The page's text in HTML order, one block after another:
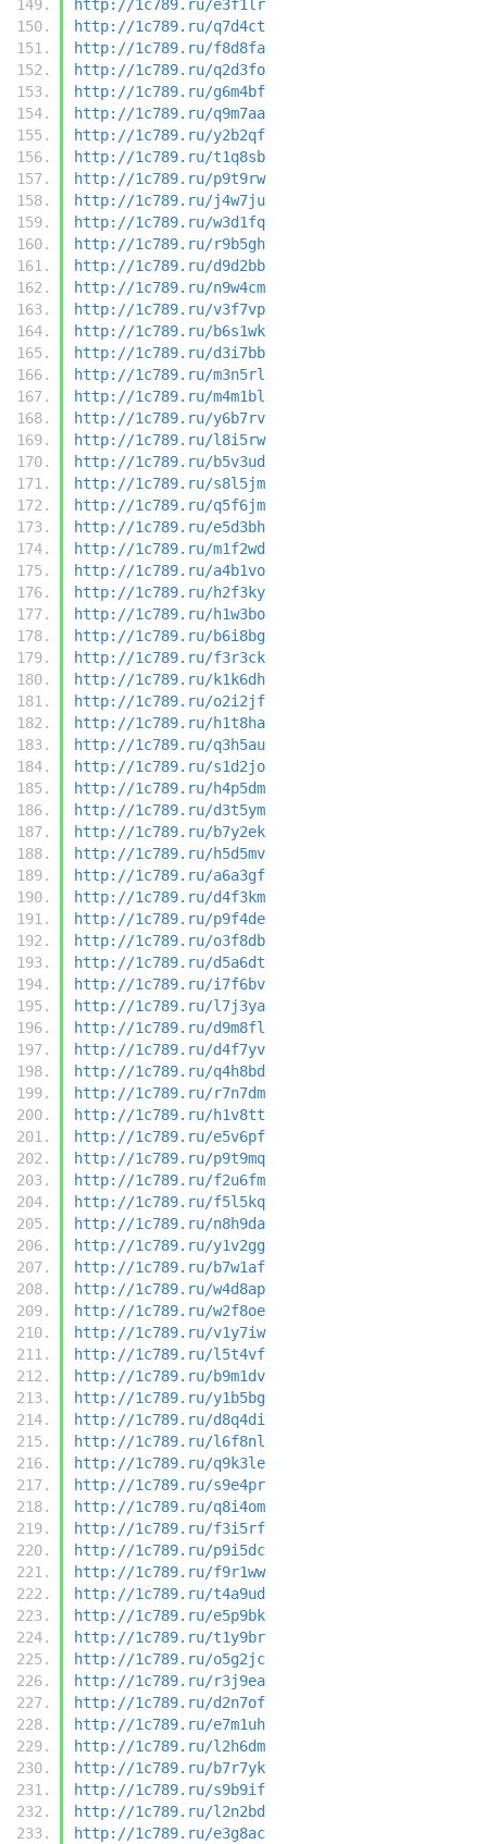
http://1c789.ru/e3f1lr
http://1c789.ru/q7d4ct
http://1c789.ru/f8d8fa
http://1c789.ru/q2d3fo
http://1c789.ru/g6m4bf
http://1c789.ru/q9m7aa
http://1c789.ru/y2b2qf
http://1c789.ru/t1q8sb
http://1c789.ru/p9t9rw
http://1c789.ru/j4w7ju
http://1c789.ru/w3d1fq
http://1c789.ru/r9b5gh
http://1c789.ru/d9d2bb
http://1c789.ru/n9w4cm
http://1c789.ru/v3f7vp
http://1c789.ru/b6s1wk
http://1c789.ru/d3i7bb
http://1c789.ru/m3n5rl
http://1c789.ru/m4m1bl
http://1c789.ru/y6b7rv
http://1c789.ru/l8i5rw
http://1c789.ru/b5v3ud
http://1c789.ru/s8l5jm
http://1c789.ru/q5f6jm
http://1c789.ru/e5d3bh
http://1c789.ru/m1f2wd
http://1c789.ru/a4b1vo
http://1c789.ru/h2f3ky
http://1c789.ru/h1w3bo
http://1c789.ru/b6i8bg
http://1c789.ru/f3r3ck
http://1c789.ru/k1k6dh
http://1c789.ru/o2i2jf
http://1c789.ru/h1t8ha
http://1c789.ru/q3h5au
http://1c789.ru/s1d2jo
http://1c789.ru/h4p5dm
http://1c789.ru/d3t5ym
http://1c789.ru/b7y2ek
http://1c789.ru/h5d5mv
http://1c789.ru/a6a3gf
http://1c789.ru/d4f3km
http://1c789.ru/p9f4de
http://1c789.ru/o3f8db
http://1c789.ru/d5a6dt
http://1c789.ru/i7f6bv
http://1c789.ru/l7j3ya
http://1c789.ru/d9m8fl
http://1c789.ru/d4f7yv
http://1c789.ru/q4h8bd
http://1c789.ru/r7n7dm
http://1c789.ru/h1v8tt
http://1c789.ru/e5v6pf
http://1c789.ru/p9t9mq
http://1c789.ru/f2u6fm
http://1c789.ru/f5l5kq
http://1c789.ru/n8h9da
http://1c789.ru/y1v2gg
http://1c789.ru/b7w1af
http://1c789.ru/w4d8ap
http://1c789.ru/w2f8oe
http://1c789.ru/v1y7iw
http://1c789.ru/l5t4vf
http://1c789.ru/b9m1dv
http://1c789.ru/y1b5bg
http://1c789.ru/d8q4di
http://1c789.ru/l6f8nl
http://1c789.ru/q9k3le
http://1c789.ru/s9e4pr
http://1c789.ru/q8i4om
http://1c789.ru/f3i5rf
http://1c789.ru/p9i5dc
http://1c789.ru/f9r1ww
http://1c789.ru/t4a9ud
http://1c789.ru/e5p9bk
http://1c789.ru/t1y9br
http://1c789.ru/o5g2jc
http://1c789.ru/r3j9ea
http://1c789.ru/d2n7of
http://1c789.ru/e7m1uh
http://1c789.ru/l2h6dm
http://1c789.ru/b7r7yk
http://1c789.ru/s9b9if
http://1c789.ru/l2n2bd
http://1c789.ru/e3g8ac